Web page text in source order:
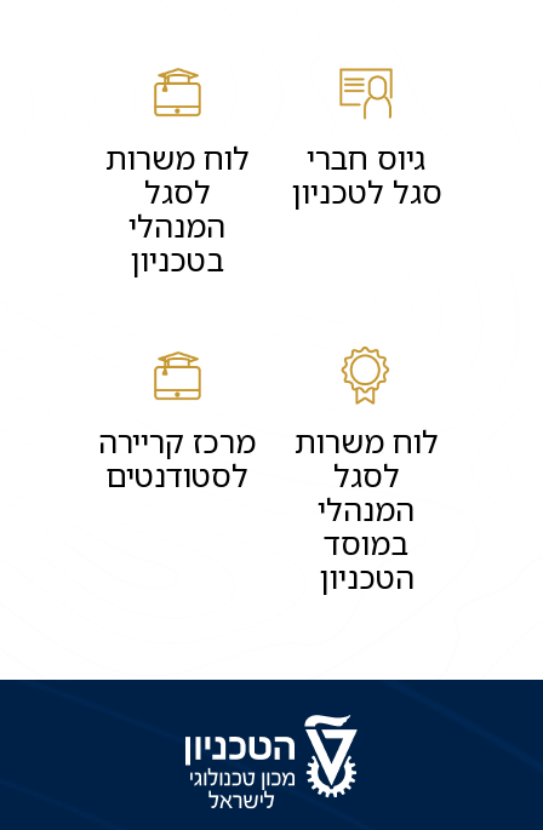
גיוס חברי
סגל לטכניון
לוח משרות
לסגל
המנהלי
בטכניון
לוח משרות
לסגל
המנהלי
במוסד
הטכניון
מרכז קריירה
לסטודנטים